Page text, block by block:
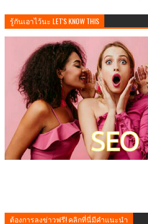
รู้กันเอาไว้นะ LET'S KNOW THIS
ต้องการลงข่าวฟรี! คลิกที่นี่มีคำแนะนำ